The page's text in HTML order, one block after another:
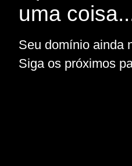
uma
Seu domínio ainda
Siga os próximos